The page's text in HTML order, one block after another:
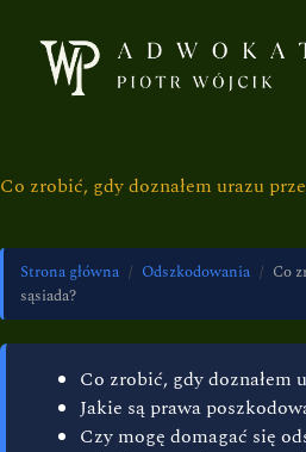
Co zrobić, gdy doznałem urazu
Strona główna / Odszkodowania / Co
sąsiada?
Co zrobić, gdy doznałem
Jakie są prawa
Czy mogę domagać się